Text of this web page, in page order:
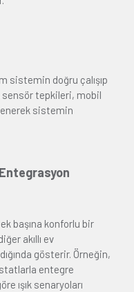
sistemin doğru çalışıp
sensör tepkileri, mobil
sistemin
başına konforlu bir
akıllı ev
gösterir. Örneğin,
entegre
ışık senaryoları